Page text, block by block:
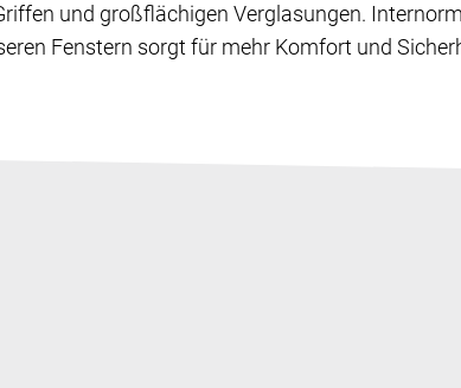
und großflächigen Verglasungen.
Fenstern sorgt für mehr Komfort und